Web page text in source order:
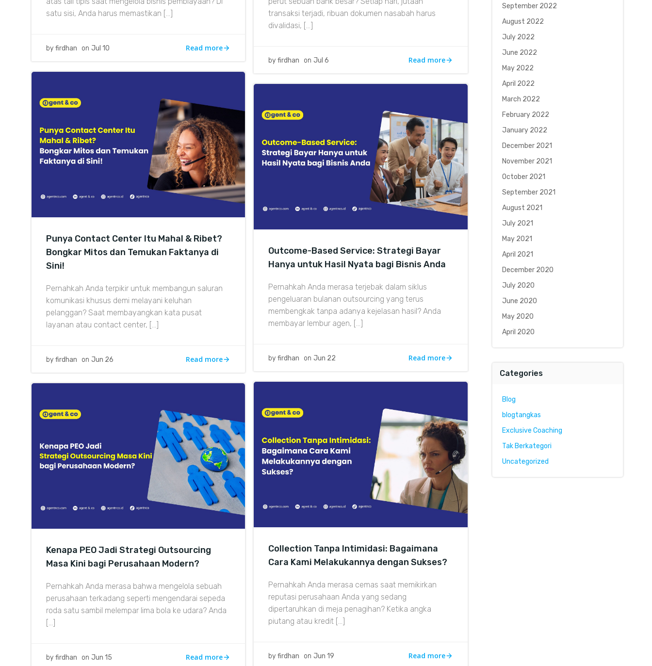
satu sisi, Anda harus memastikan […]
by firdhan on Jul 10 Read more
transaksi terjadi, ribuan dokumen nasabah harus
divalidasi, […]
by firdhan onJul 6 Read more
Punya Contact Center Itu Mahal & Ribet?
Bongkar Mitos dan Temukan Faktanya di
Sini!
Pernahkah Anda terpikir untuk membangun saluran
komunikasi khusus demi melayani keluhan
pelanggan? Saat membayangkan kata pusat
layanan atau contact center, […]
by firdhan on Jun 26 Read more
Outcome-Based Service: Strategi Bayar
Hanya untuk Hasil Nyata bagi Bisnis Anda
Pernahkah Anda merasa terjebak dalam siklus
pengeluaran bulanan outsourcing yang terus
membengkak tanpa adanya kejelasan hasil? Anda
membayar lembur agen, […]
by firdhan onJun 22 Read more
Collection Tanpa Intimidasi: Bagaimana
Cara Kami Melakukannya dengan Sukses?
Pernahkah Anda merasa cemas saat memikirkan
reputasi perusahaan Anda yang sedang
dipertaruhkan di meja penagihan? Ketika angka
piutang atau kredit […]
by firdhan onJun 19 Read more
Kenapa PEO Jadi Strategi Outsourcing
Masa Kini bagi Perusahaan Modern?
Pernahkah Anda merasa bahwa mengelola sebuah
perusahaan terkadang seperti mengendarai sepeda
roda satu sambil melempar lima bola ke udara? Anda
[…]
by firdhan on Jun 15 Read more
September 2022
August 2022
July 2022
June 2022
May 2022
April 2022
March 2022
February 2022
January 2022
December 2021
November 2021
October 2021
September 2021
August 2021
July 2021
May 2021
April 2021
December 2020
July 2020
June 2020
May 2020
April 2020
Categories
Blog
blogtangkas
Exclusive Coaching
Tak Berkategori
Uncategorized